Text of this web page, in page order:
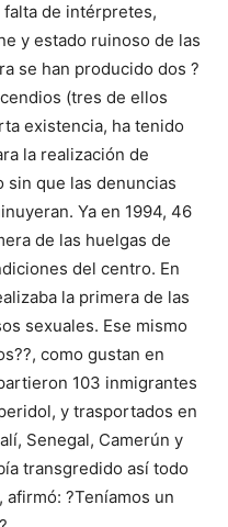
de intérpretes,
y estado ruinoso de las
se han producido dos ?
(tres de ellos
existencia, ha tenido
la realización de
sin que las denuncias
Ya en 1994, 46
de las huelgas de
del centro. En
la primera de las
sexuales. Ese mismo
como gustan en
103 inmigrantes
y trasportados en
Senegal, Camerún y
transgredido así todo
?Teníamos un